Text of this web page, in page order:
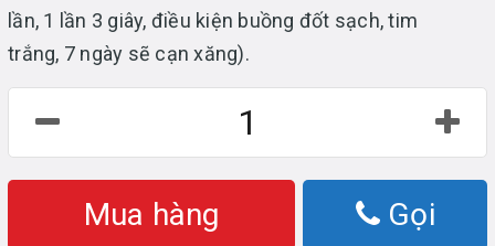
lần, 1 lần 3 giây, điều kiện buồng đốt sạch, tim
trắng, 7 ngày sẽ cạn xăng).
Mua hàng Gọi